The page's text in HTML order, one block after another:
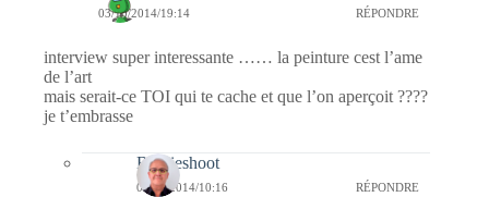
03/10/2014/19:14 RÉPONDRE
interview super interessante …… la peinture cest l’ame
de l’art
mais serait-ce TOI qui te cache et que l’on aperçoit ????
je t’embrasse
Bernieshoot
04/10/2014/10:16 RÉPONDRE